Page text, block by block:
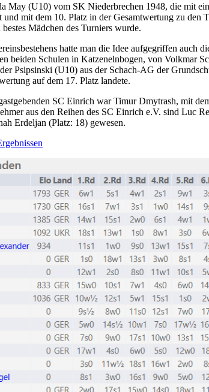
May (U10) vom SK Niederbrechen 1948, die mit
mit dem 10. Platz in der Gesamtwertung zu den
Mädchen des Turniers wurde.
hatte man die Idee aufgegriffen auch
beiden Schulen in Katzenelnbogen, von Volkmar
Psipsinski (U10) aus der Schach-AG der
auf dem 17. Platz landete.
SC Einrich war Timur Dmytrash, mit
aus den Reihen des SC Einrich e.V. sind Luc
Erdeljan (Platz: 18) gewesen.